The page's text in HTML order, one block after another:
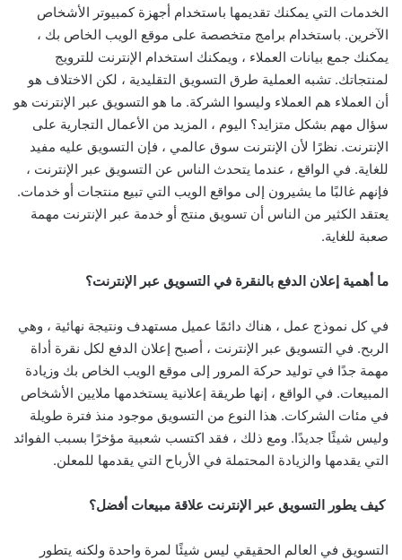
الخدمات التي يمكنك تقديمها باستخدام أجهزة كمبيوتر الأشخاص
الآخرين. باستخدام برامج متخصصة على موقع الويب الخاص بك ،
يمكنك جمع بيانات العملاء ، ويمكنك استخدام الإنترنت للترويج
لمنتجاتك. تشبه العملية طرق التسويق التقليدية ، لكن الاختلاف هو
أن العملاء هم العملاء وليسوا الشركة. ما هو التسويق عبر الإنترنت هو
سؤال مهم بشكل متزايد؟ اليوم ، المزيد من الأعمال التجارية على
الإنترنت. نظرًا لأن الإنترنت سوق عالمي ، فإن التسويق عليه مفيد
للغاية. في الواقع ، عندما يتحدث الناس عن التسويق عبر الإنترنت ،
فإنهم غالبًا ما يشيرون إلى مواقع الويب التي تبيع منتجات أو خدمات.
يعتقد الكثير من الناس أن تسويق منتج أو خدمة عبر الإنترنت مهمة
صعبة للغاية.
ما أهمية إعلان الدفع بالنقرة في التسويق عبر الإنترنت؟
في كل نموذج عمل ، هناك دائمًا عميل مستهدف ونتيجة نهائية ، وهي
الربح. في التسويق عبر الإنترنت ، أصبح إعلان الدفع لكل نقرة أداة
مهمة جدًا في توليد حركة المرور إلى موقع الويب الخاص بك وزيادة
المبيعات. في الواقع ، إنها طريقة إعلانية يستخدمها ملايين الأشخاص
في مئات الشركات. هذا النوع من التسويق موجود منذ فترة طويلة
وليس شيئًا جديدًا. ومع ذلك ، فقد اكتسب شعبية مؤخرًا بسبب الفوائد
التي يقدمها والزيادة المحتملة في الأرباح التي يقدمها للمعلن.
كيف يطور التسويق عبر الإنترنت علاقة مبيعات أفضل؟
التسويق في العالم الحقيقي ليس شيئًا لمرة واحدة ولكنه يتطور